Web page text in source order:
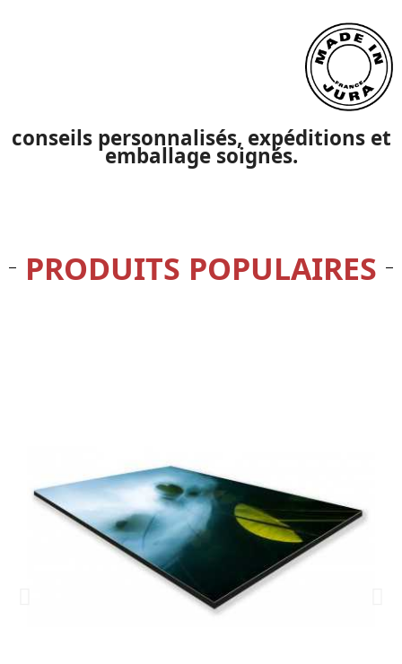
conseils personnalisés, expéditions et
emballage soignés.
PRODUITS POPULAIRES